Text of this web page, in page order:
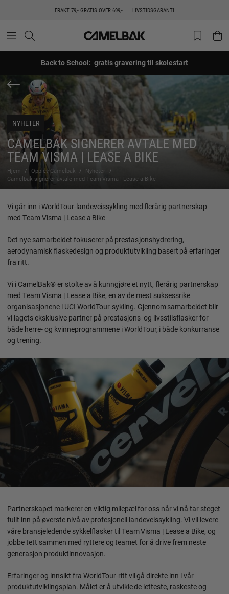
FRAKT 79,- GRATIS OVER 699,- LIVSTIDSGARANTI
Back to School: gratis gravering til skolestart
NYHETER
CAMELBAK SIGNERER AVTALE MED
TEAM VISMA | LEASE A BIKE
Hjem Opplev Camelbak
Nyheter
Camelbak signerer avtale med Team Visma | Lease a Bike
Vi går inn i WorldTour-landeveissykling med flerårig partnerskap
med Team Visma | Lease a Bike
Det nye samarbeidet fokuserer på prestasjonshydrering,
aerodynamisk flaskedesign og produktutvikling basert på erfaringer
fra ritt.
Vi i CamelBak® er stolte av å kunngjøre et nytt, flerårig partnerskap
med Team Visma | Lease a Bike, en av de mest suksessrike
organisasjonene i UCI WorldTour-sykling. Gjennom samarbeidet blir
vi lagets eksklusive partner på prestasjons- og livsstilsflasker for
både herre- og kvinneprogrammene i WorldTour, i både konkurranse
og trening.
Partnerskapet markerer en viktig milepæl for oss når vi nå tar steget
fullt inn på øverste nivå av profesjonell landeveissykling. Vi vil levere
våre bransjeledende sykkelflasker til Team Visma | Lease a Bike, og
jobbe tett sammen med ryttere og teamet for å drive frem neste
generasjon produktinnovasjon.
Erfaringer og innsikt fra WorldTour-ritt vil gå direkte inn i vår
produktutviklingsplan. Målet er å utvikle de letteste, raskeste og